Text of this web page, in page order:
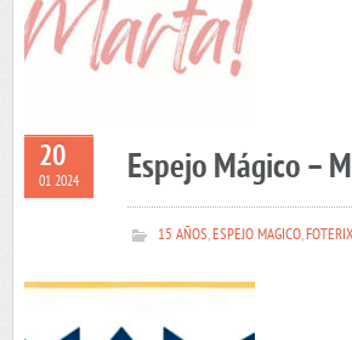
20
01 2024 Espejo Mágico –
15 AÑOS,ESPEJO MAGICO,FOTERIX